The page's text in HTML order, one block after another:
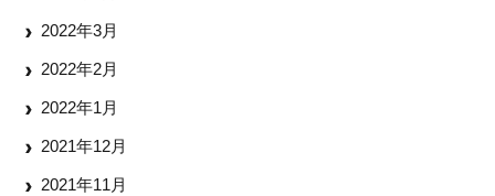
2022年3月
2022年2月
2022年1月
2021年12月
2021年11月